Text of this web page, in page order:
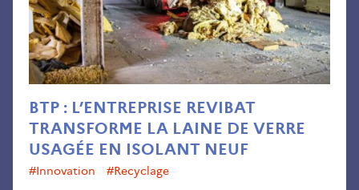
BTP : L’ENTREPRISE REVIBAT
TRANSFORME LA LAINE DE VERRE
USAGÉE EN ISOLANT NEUF
#innovation #recyclage
de